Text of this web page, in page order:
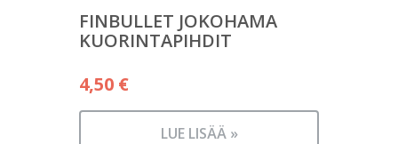
FINBULLET JOKOHAMA
KUORINTAPIHDIT
4,50 €
LUE LISÄÄ »